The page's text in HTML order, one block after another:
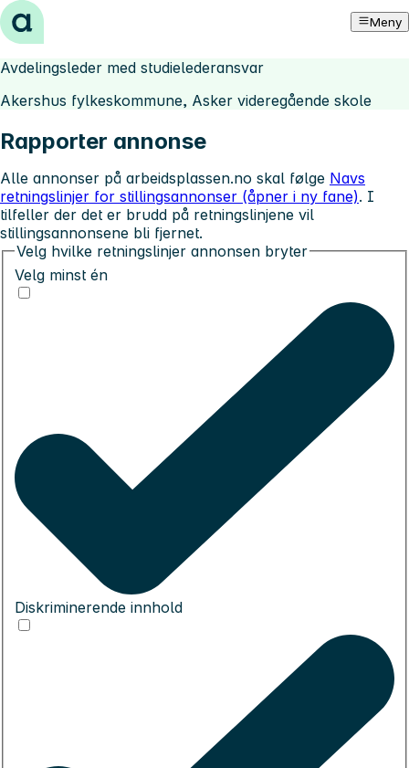
Hopp til innhold Meny
Avdelingsleder med studielederansvar
Akershus fylkeskommune, Asker videregående skole
Rapporter annonse
Alle annonser på arbeidsplassen.no skal følge Navs
retningslinjer for stillingsannonser (åpner i ny fane). I
tilfeller der det er brudd på retningslinjene vil
stillingsannonsene bli fjernet.
Velg hvilke retningslinjer annonsen bryter
Velg minst én
Diskriminerende innhold